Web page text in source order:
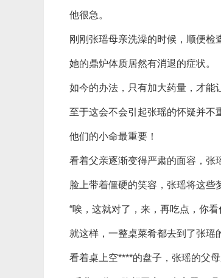
他很急。
刚刚张瑶母亲洗澡的时候，顺便检
她的鼎炉体质居然有消退的症状。
如今的办法，只有加大药量，才能
至于这会不会引起张瑶的怀疑并不
他们的小命最重要！
看着父亲逐渐变得严肃的面容，张
脸上带着僵硬的笑容，张瑶将这些
“唉，这就对了，来，再吃点，你
就这样，一整桌菜肴都去到了张瑶
看着桌上空****的盘子，张瑶的父母